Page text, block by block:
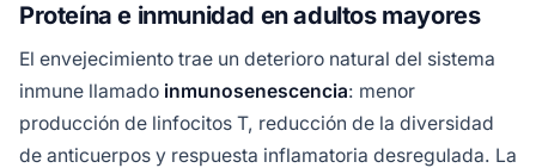
Proteína e inmunidad en adultos mayores
El envejecimiento trae un deterioro natural del sistema
inmune llamado inmunosenescencia: menor
producción de linfocitos T, reducción de la diversidad
de anticuerpos y respuesta inflamatoria desregulada. La